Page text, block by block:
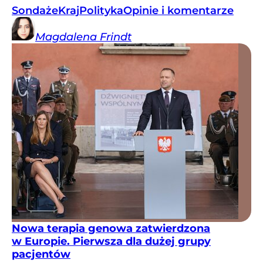
SondażeKrajPolitykaOpinie i komentarze
Magdalena Frindt
Nowa terapia genowa zatwierdzona
w Europie. Pierwsza dla dużej grupy
pacjentów